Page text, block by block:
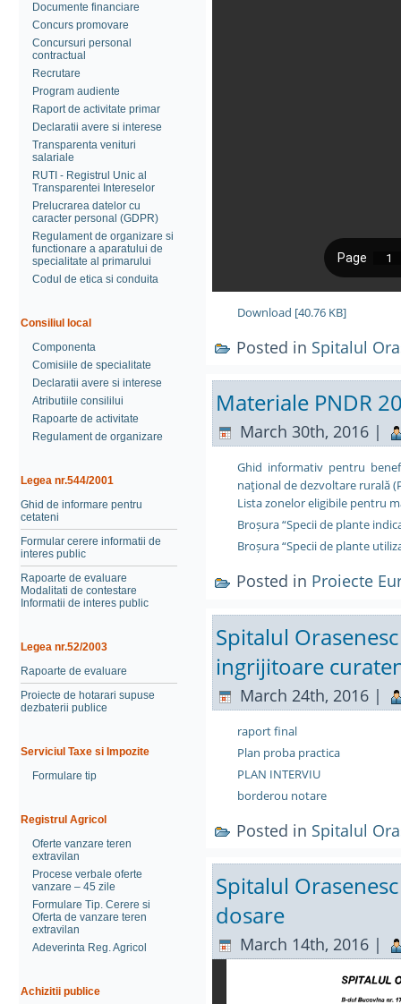
Documente financiare
Concurs promovare
Concursuri personal
contractual
Recrutare
Program audiente
Raport de activitate primar
Declaratii avere si interese
Transparenta venituri
salariale
RUTI - Registrul Unic al
Transparentei Intereselor
Prelucrarea datelor cu
caracter personal (GDPR)
Regulament de organizare si
functionare a aparatului de
specialitate al primarului
Codul de etica si conduita
Consiliul local
Componenta
Comisiile de specialitate
Declaratii avere si interese
Atributiile consililui
Rapoarte de activitate
Regulament de organizare
Legea nr.544/2001
Ghid de informare pentru
cetateni
Formular cerere informatii de
interes public
Rapoarte de evaluare
Modalitati de contestare
Informatii de interes public
Legea nr.52/2003
Rapoarte de evaluare
Proiecte de hotarari supuse
dezbaterii publice
Serviciul Taxe si Impozite
Formulare tip
Registrul Agricol
Oferte vanzare teren
extravilan
Procese verbale oferte
vanzare – 45 zile
Formulare Tip. Cerere si
Oferta de vanzare teren
extravilan
Adeverinta Reg. Agricol
Achizitii publice
Download [40.76 KB]
Posted in Spitalul
Materiale PNDR
March 30th, 2016 |
Ghid informativ pentru
naţional de dezvoltare rurală
Lista zonelor eligibile pentru
Broșura “Specii de plante
Broșura “Specii de plante
Posted in Proiecte
Spitalul
ingrijitoare
March 24th, 2016 |
raport final
Plan proba practica
PLAN INTERVIU
borderou notare
Posted in Spitalul
Spitalul
dosare
March 14th, 2016 |